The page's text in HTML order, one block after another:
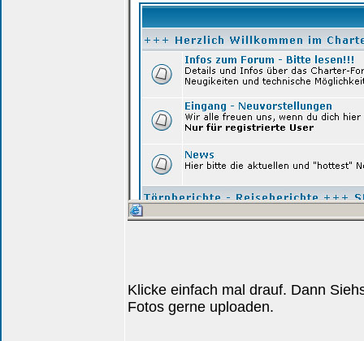
Klicke einfach mal drauf. Dann
Fotos gerne uploaden.